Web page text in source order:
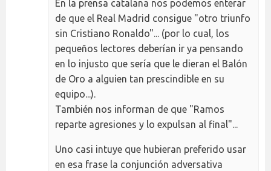
En la prensa catalana nos podemos enterar
de que el Real Madrid consigue "otro triunfo
sin Cristiano Ronaldo"... (por lo cual, los
pequeños lectores deberían ir ya pensando
en lo injusto que sería que le dieran el Balón
de Oro a alguien tan prescindible en su
equipo...).
También nos informan de que "Ramos
reparte agresiones y lo expulsan al final"...
Uno casi intuye que hubieran preferido usar
en esa frase la conjunción adversativa